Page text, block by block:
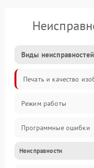
Виды неисправностей
Печать и качество
Режим работы
Программные ошибки
Картриджи и
Неисправности